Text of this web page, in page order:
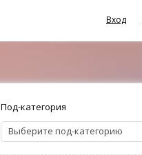
Вход
Под-категория
Выберите под-категорию